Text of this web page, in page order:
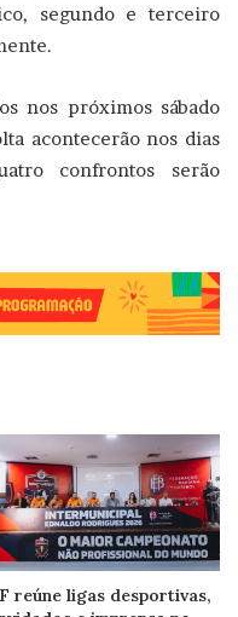
segundo e terceiro
nos próximos sábado
acontecerão nos dias
confrontos serão
reúne ligas desportivas,